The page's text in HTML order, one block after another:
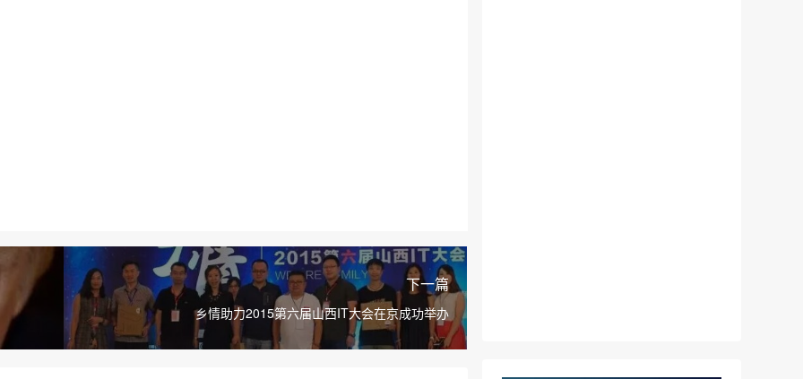
下一篇
乡情助力2015第六届山西IT大会在京成功举办